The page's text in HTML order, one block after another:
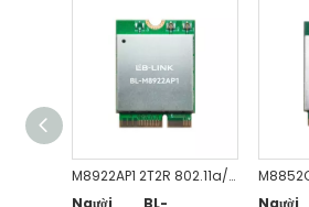
M8922AP1 2T2R 802.11a/b/g/n/ac/ax/be WiFi 7 + Mô-đun tương thích BT5.4
Người
BL-
Người